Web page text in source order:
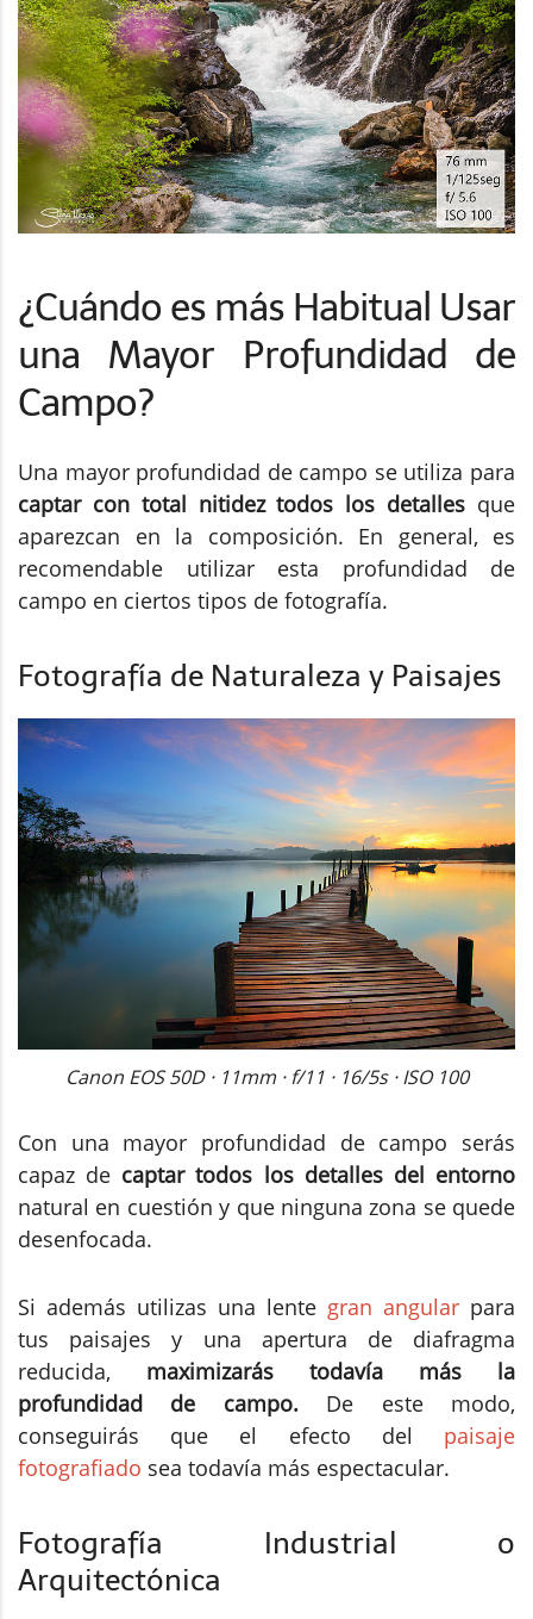
¿Cuándo es más Habitual Usar
una Mayor Profundidad de
Campo?
Una mayor profundidad de campo se utiliza para
captar con total nitidez todos los detalles que
aparezcan en la composición. En general, es
recomendable utilizar esta profundidad de
campo en ciertos tipos de fotografía.
Fotografía de Naturaleza y Paisajes
Canon EOS 50D · 11mm · f/11 · 16/5s · ISO 100
Con una mayor profundidad de campo serás
capaz de captar todos los detalles del entorno
natural en cuestión y que ninguna zona se quede
desenfocada.
Si además utilizas una lente gran angular para
tus paisajes y una apertura de diafragma
reducida, maximizarás todavía más la
profundidad de campo. De este modo,
conseguirás que el efecto del paisaje
fotografiado sea todavía más espectacular.
Fotografía Industrial o
Arquitectónica